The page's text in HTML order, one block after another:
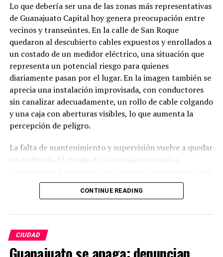
Lo que debería ser una de las zonas más representativas
de Guanajuato Capital hoy genera preocupación entre
vecinos y transeúntes. En la calle de San Roque
quedaron al descubierto cables expuestos y enrollados a
un costado de un medidor eléctrico, una situación que
representa un potencial riesgo para quienes
diariamente pasan por el lugar. En la imagen también se
aprecia una instalación improvisada, con conductores
sin canalizar adecuadamente, un rollo de cable colgando
y una caja con aberturas visibles, lo que aumenta la
percepción de peligro.
La falta de mantenimiento y supervisión vuelve a quedar
en evidencia. El estado de la instalación resulta
zona con constante tránsito peatonal. Ciudadanos
cuestionan cómo es posible que este tipo de situaciones
Habitantes hacen un llamado urgente a las autoridades
correspondientes y a la empresa responsable de la
CONTINUE READING
CIUDAD